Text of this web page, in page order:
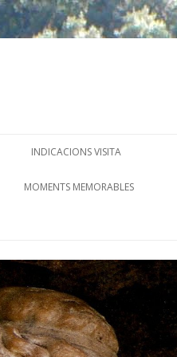
INDICACIONS VISITA
MOMENTS MEMORABLES